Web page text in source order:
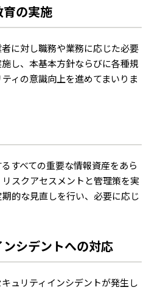
の実施
に対し職務や業務に応じた必要
し、本基本方針ならびに各種規
ィの意識向上を進めてまいりま
すべての重要な情報資産をあら
スクアセスメントと管理策を実
的な見直しを行い、必要に応じ
シデントへの対応
ュリティインシデントが発生し